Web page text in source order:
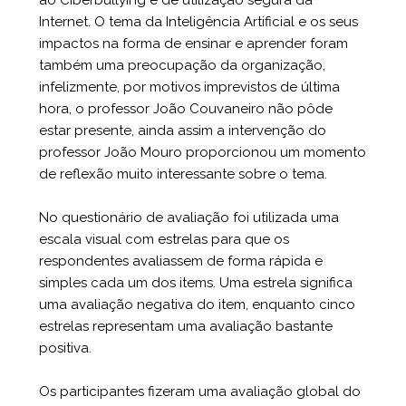
Internet. O tema da Inteligência Artificial e os seus
impactos na forma de ensinar e aprender foram
também uma preocupação da organização,
infelizmente, por motivos imprevistos de última
hora, o professor João Couvaneiro não pôde
estar presente, ainda assim a intervenção do
professor João Mouro proporcionou um momento
de reflexão muito interessante sobre o tema.
No questionário de avaliação foi utilizada uma
escala visual com estrelas para que os
respondentes avaliassem de forma rápida e
simples cada um dos items. Uma estrela significa
uma avaliação negativa do item, enquanto cinco
estrelas representam uma avaliação bastante
positiva.
Os participantes fizeram uma avaliação global do